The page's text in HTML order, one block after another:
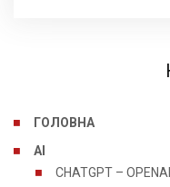
ГОЛОВНА
AI
CHATGPT – OPENAI